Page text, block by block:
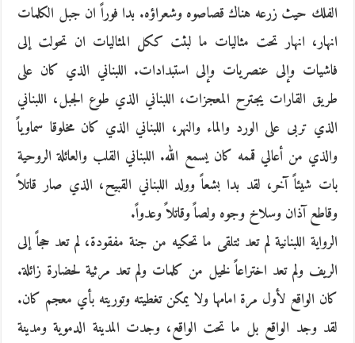
الفلك حيث زرعه هناك قصاصوه وشعراؤه. بدا فوراً ان جبل الكلمات
انهار، انهار تحت مثاليات ما لبثت ككل المثاليات ان تحولت إلى
فاشيات وإلى عنصريات وإلى استبدادات. اللبناني الذي كان على
طريق القارات يجترح المعجزات، اللبناني الذي طوع الجبل، اللبناني
الذي تربى على الورد والماء والنهر، اللبناني الذي كان مخلوقا سماوياً
والذي من أعالي قممه كان يسمع الله. اللبناني القلب والعائلة الروحية
بات شيئاً آخر، لقد بدا بشعاً وولد اللبناني القبيح، الذي صار قاتلاً
وقاطع آذان وسلاخ وجوه ولصاً وقاتلاً وعدواً.
الرواية اللبنانية لم تعد تتلقى ما تحكيه من جنة مفقودة، لم تعد حجاً إلى
الريف ولم تعد اختراعاً لخيل من كلمات ولم تعد مرثية لحضارة زائلة.
كان الواقع لأول مرة امامها ولا يمكن تغطيته وتوريته بأي معجم كان.
لقد وجد الواقع بل ما تحت الواقع، وجدت المدينة الدموية ومدينة